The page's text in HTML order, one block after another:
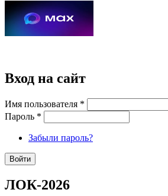
Вход на сайт
Имя пользователя *
Пароль *
Забыли пароль?
ЛОК-2026